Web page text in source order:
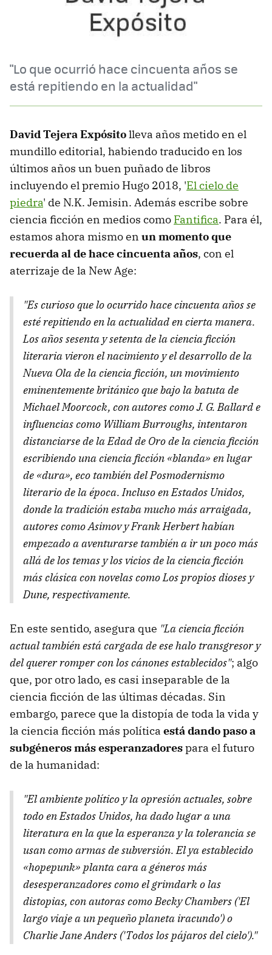
"Lo que ocurrió hace cincuenta años se
está repitiendo en la actualidad"
David Tejera Expósitolleva años metido en el
mundillo editorial, habiendo traducido en los
últimos años un buen puñado de libros
incluyendo el premio Hugo 2018, 'El cielo de
piedra' de N.K. Jemisin. Además escribe sobre
ciencia ficción en medios como Fantifica. Para él,
estamos ahora mismo en un momento que
recuerda al de hace cincuenta años, con el
aterrizaje de la New Age:
"Es curioso que lo ocurrido hace cincuenta años se
esté repitiendo en la actualidad en cierta manera.
Los años sesenta y setenta de la ciencia ficción
literaria vieron el nacimiento y el desarrollo de la
Nueva Ola de la ciencia ficción, un movimiento
eminentemente británico que bajo la batuta de
Michael Moorcock, con autores como J. G. Ballard e
influencias como William Burroughs, intentaron
distanciarse de la Edad de Oro de la ciencia ficción
escribiendo una ciencia ficción «blanda» en lugar
de «dura», eco también del Posmodernismo
literario de la época. Incluso en Estados Unidos,
donde la tradición estaba mucho más arraigada,
autores como Asimov y Frank Herbert habían
empezado a aventurarse también a ir un poco más
allá de los temas y los vicios de la ciencia ficción
más clásica con novelas como Los propios dioses y
Dune, respectivamente.
En este sentido, asegura que "La ciencia ficción
actual también está cargada de ese halo transgresor y
del querer romper con los cánones establecidos"; algo
que, por otro lado, es casi inseparable de la
ciencia ficción de las últimas décadas. Sin
embargo, parece que la distopía de toda la vida y
la ciencia ficción más política está dando paso a
subgéneros más esperanzadorespara el futuro
de la humanidad:
"El ambiente político y la opresión actuales, sobre
todo en Estados Unidos, ha dado lugar a una
literatura en la que la esperanza y la tolerancia se
usan como armas de subversión. El ya establecido
«hopepunk» planta cara a géneros más
desesperanzadores como el grimdark o las
distopias, con autoras como Becky Chambers ('El
largo viaje a un pequeño planeta iracundo') o
Charlie Jane Anders ('Todos los pájaros del cielo')."